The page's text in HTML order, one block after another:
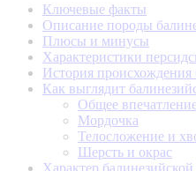
Ключевые факты
Описание породы
Плюсы и минусы
Характеристики
История
Как выглядит
Общее
Мордочка
Телосложение и
Шерсть и окрас
Характер